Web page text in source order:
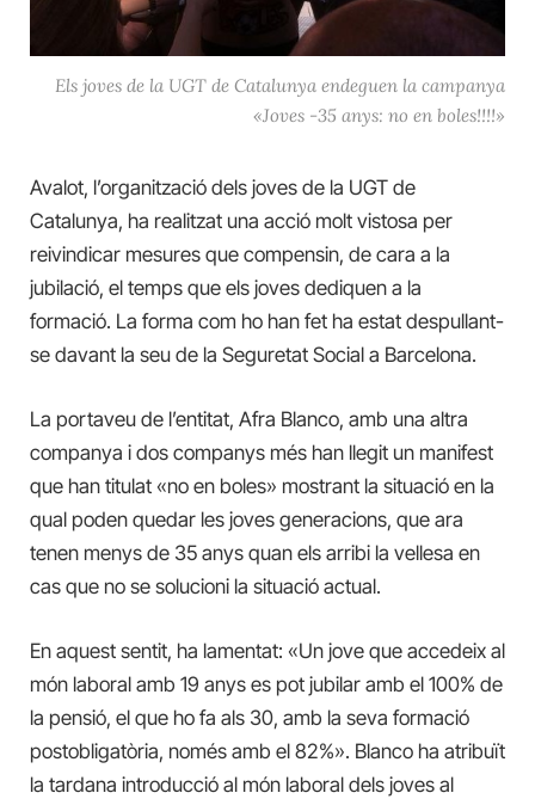
Els joves de la UGT de Catalunya endeguen la campanya
«Joves -35 anys: no en boles!!!!»
Avalot, l’organització dels joves de la UGT de
Catalunya, ha realitzat una acció molt vistosa per
reivindicar mesures que compensin, de cara a la
jubilació, el temps que els joves dediquen a la
formació. La forma com ho han fet ha estat despullant-
se davant la seu de la Seguretat Social a Barcelona.
La portaveu de l’entitat, Afra Blanco, amb una altra
companya i dos companys més han llegit un manifest
que han titulat «no en boles» mostrant la situació en la
qual poden quedar les joves generacions, que ara
tenen menys de 35 anys quan els arribi la vellesa en
cas que no se solucioni la situació actual.
En aquest sentit, ha lamentat: «Un jove que accedeix al
món laboral amb 19 anys es pot jubilar amb el 100% de
la pensió, el que ho fa als 30, amb la seva formació
postobligatòria, només amb el 82%». Blanco ha atribuït
la tardana introducció al món laboral dels joves al